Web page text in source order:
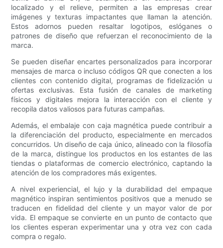
localizado y el relieve, permiten a las empresas crear
imágenes y texturas impactantes que llaman la atención.
Estos adornos pueden resaltar logotipos, eslóganes o
patrones de diseño que refuerzan el reconocimiento de la
marca.
Se pueden diseñar encartes personalizados para incorporar
mensajes de marca o incluso códigos QR que conecten a los
clientes con contenido digital, programas de fidelización u
ofertas exclusivas. Esta fusión de canales de marketing
físicos y digitales mejora la interacción con el cliente y
recopila datos valiosos para futuras campañas.
Además, el embalaje con caja magnética puede contribuir a
la diferenciación del producto, especialmente en mercados
concurridos. Un diseño de caja único, alineado con la filosofía
de la marca, distingue los productos en los estantes de las
tiendas o plataformas de comercio electrónico, captando la
atención de los compradores más exigentes.
A nivel experiencial, el lujo y la durabilidad del empaque
magnético inspiran sentimientos positivos que a menudo se
traducen en fidelidad del cliente y un mayor valor de por
vida. El empaque se convierte en un punto de contacto que
los clientes esperan experimentar una y otra vez con cada
compra o regalo.